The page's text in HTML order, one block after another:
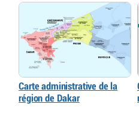
Carte administrative de la
région de Dakar